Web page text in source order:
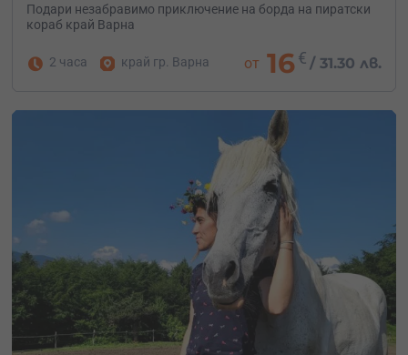
Подари незабравимо приключение на борда на пиратски
кораб край Варна
2 часа край гр. Варна от 16€ /31.30 лв.